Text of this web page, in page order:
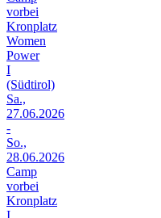
vorbei
Kronplatz
Women
Power
I
(Südtirol)
Sa.,
27.06.2026
-
So.,
28.06.2026
Camp
vorbei
Kronplatz